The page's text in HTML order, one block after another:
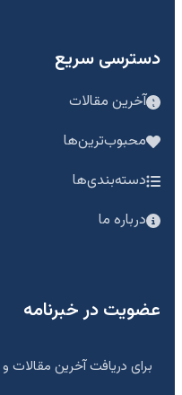
دسترسی سریع
آخرین مقالات
محبوب‌ترین‌ها
دسته‌بندی‌ها
درباره ما
عضویت در خبرنامه
برای دریافت آخرین مقالات